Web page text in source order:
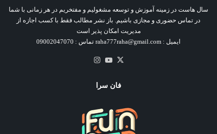
سال هاست در زمینه آموزش و توسعه مشغولیم و مفتخریم در هر زمانی با شما
در تماس حضوری و مجازی باشیم. باز نشر مطالب فقط با کسب اجازه از
مدیریت امکان پذیر است
ایمیل : raha777raha@gmail.com تماس : 09002047070
X یوتیوب
فان سرا